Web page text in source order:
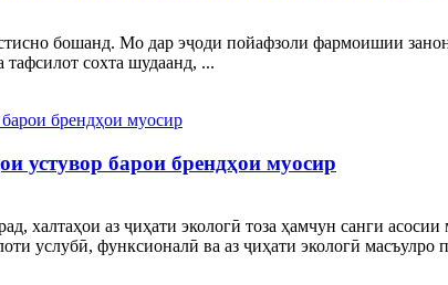
бошанд. Мо дар эҷоди пойафзоли фармоишии
сохта шудаанд, ...
устувор барои брендҳои муосир
халтаҳои аз ҷиҳати экологӣ тоза ҳамчун санги
услубӣ, функсионалӣ ва аз ҷиҳати экологӣ масъулро